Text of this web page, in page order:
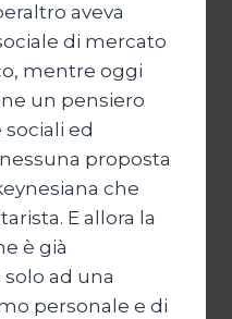
aveva
di mercato
mentre oggi
un pensiero
ed
proposta
che
E allora la
è già
ad una
personale e di